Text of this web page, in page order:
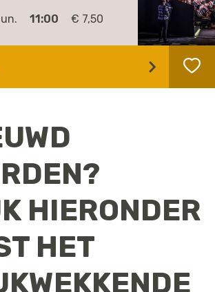
11:00 € 7,50
HIERONDER
HET